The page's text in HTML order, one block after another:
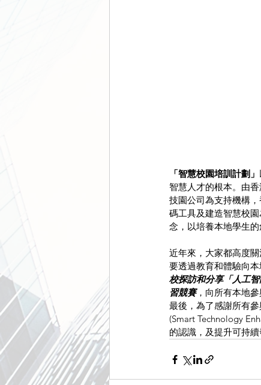
「智慧校園培訓計劃」
智慧人才的根本。由
技園公司為支持機構
碼工具及建造智慧校
念，以培養本地學生的
近年來，大家都高度
要透過教育和體驗向
校探訪和分享「人工智
習競賽，向所有本地
最後，為了感謝所有
(Smart Technology
的認識，及提升可持